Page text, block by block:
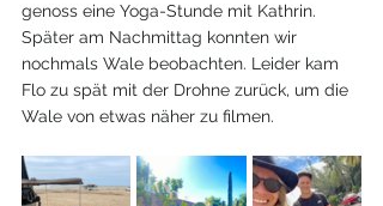
genoss eine Yoga-Stunde mit Kathrin.
Später am Nachmittag konnten wir
nochmals Wale beobachten. Leider kam
Flo zu spät mit der Drohne zurück, um die
Wale von etwas näher zu filmen.